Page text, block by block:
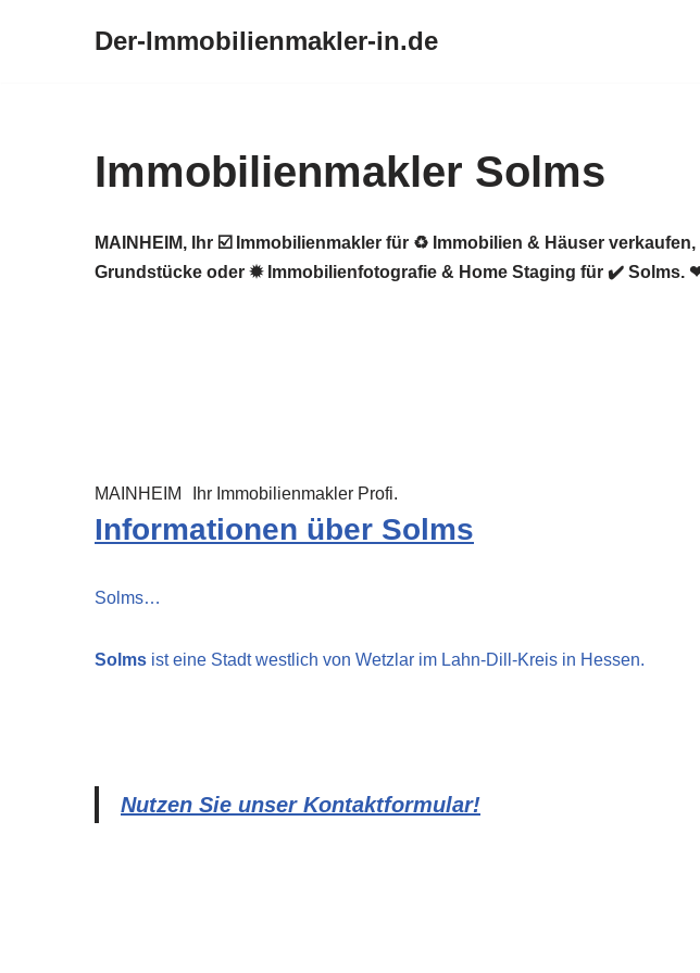
Der-Immobilienmakler-in.de
Immobilienmakler Solms
MAINHEIM, Ihr ☑️ Immobilienmakler für ♻ Immobilien & Häuser
Grundstücke oder ✹ Immobilienfotografie & Home Staging für ✔️ Solms.
MAINHEIM Ihr Immobilienmakler Profi.
Informationen über Solms
Solms…
Solms ist eine Stadt westlich von Wetzlar im Lahn-Dill-Kreis in Hessen.
Nutzen Sie unser Kontaktformular!